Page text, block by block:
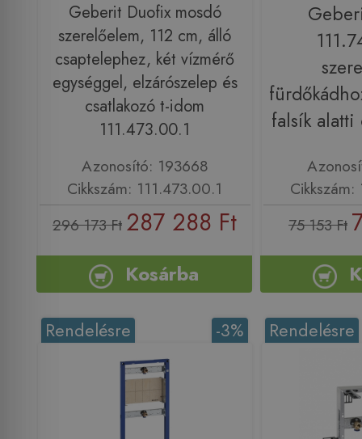
Geberit Duofix mosdó
szerelőelem, 112 cm, álló
csaptelephez, két vízmérő
egységgel, elzárószelep és
csatlakozó t-idom
111.473.00.1
Azonosító: 193668
Cikkszám: 111.473.00.1
296 173 Ft 287 288 Ft
Kosárba
falsík
75 153 Ft
-3%
Rendelésre Rendelésre